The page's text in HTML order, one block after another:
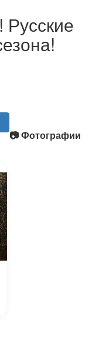
📷 Фотографии